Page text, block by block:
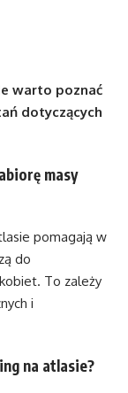
warto poznać
dotyczących
masy
pomagają w
do
To zależy
i
na atlasie?